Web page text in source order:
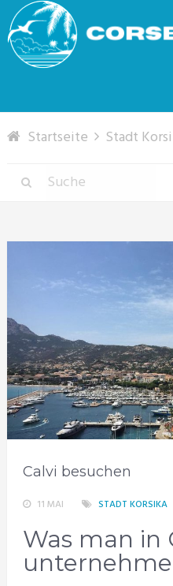
Startseite Stadt
Calvi besuchen
11 MAI STADT KORSIKA
Was man in